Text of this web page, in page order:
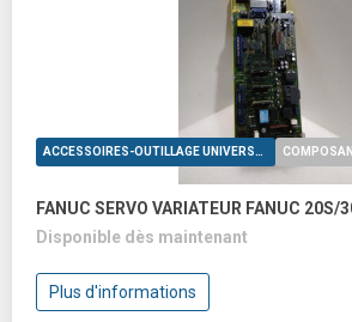
ACCESSOIRES-OUTILLAGE UNIVERSELS
FANUC SERVO VARIATEUR FANUC 20S/
Disponible dès maintenant
Plus d'informations